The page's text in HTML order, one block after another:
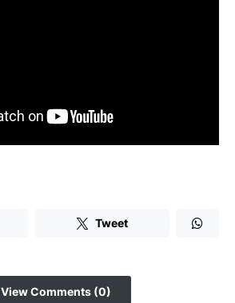
Tweet
View Comments (0)